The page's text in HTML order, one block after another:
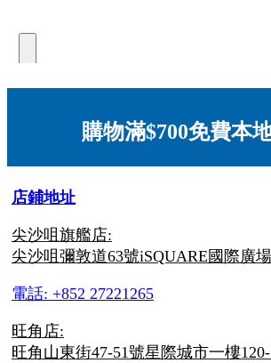
購物滿$700免費本
店鋪地址
尖沙咀旗艦店:
尖沙咀彌敦道63號iSQUARE國際廣
電話: +852 27221265
旺角店:
旺角山東街47-51號星際城市一樓